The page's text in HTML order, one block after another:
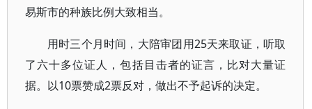
易斯市的种族比例大致相当。
用时三个月时间，大陪审团用25天来取证，听取
了六十多位证人，包括目击者的证言，比对大量证
据。以10票赞成2票反对，做出不予起诉的决定。